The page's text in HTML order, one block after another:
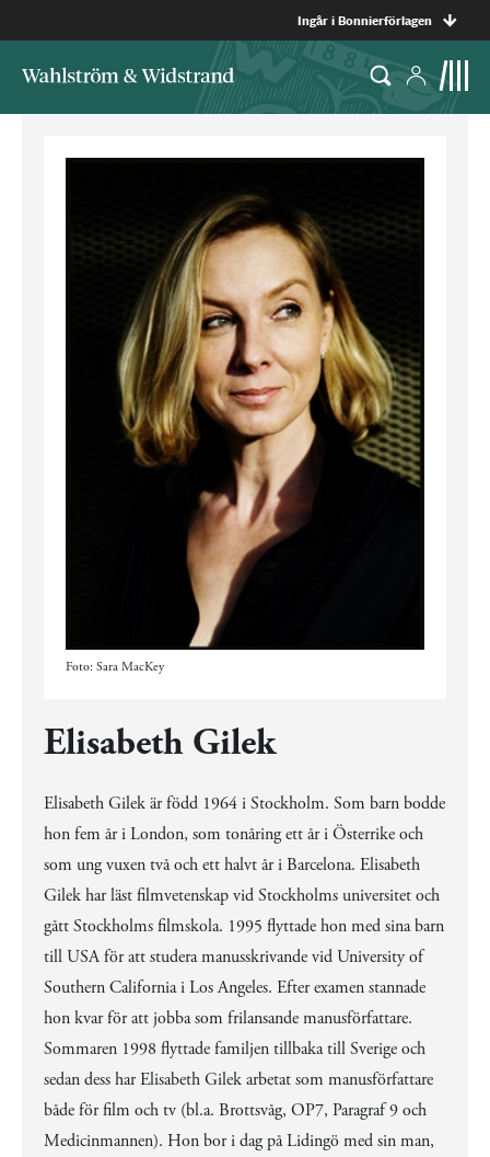
Ingår i Bonnierförlagen
Foto: Sara MacKey
Elisabeth Gilek
Elisabeth Gilek är född 1964 i Stockholm. Som barn bodde
hon fem år i London, som tonåring ett år i Österrike och
som ung vuxen två och ett halvt år i Barcelona. Elisabeth
Gilek har läst filmvetenskap vid Stockholms universitet och
gått Stockholms filmskola. 1995 flyttade hon med sina barn
till USA för att studera manusskrivande vid University of
Southern California i Los Angeles. Efter examen stannade
hon kvar för att jobba som frilansande manusförfattare.
Sommaren 1998 flyttade familjen tillbaka till Sverige och
sedan dess har Elisabeth Gilek arbetat som manusförfattare
både för film och tv (bl.a. Brottsvåg, OP7, Paragraf 9 och
Medicinmannen). Hon bor i dag på Lidingö med sin man,